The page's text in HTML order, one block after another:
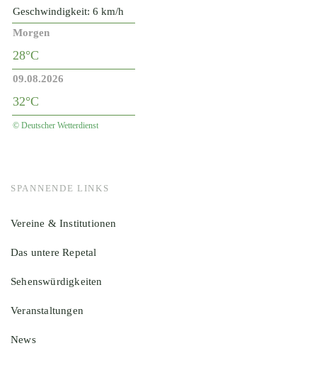
Geschwindigkeit: 6 km/h
Morgen
28°C
09.08.2026
32°C
© Deutscher Wetterdienst
SPANNENDE LINKS
Vereine & Institutionen
Das untere Repetal
Sehenswürdigkeiten
Veranstaltungen
News